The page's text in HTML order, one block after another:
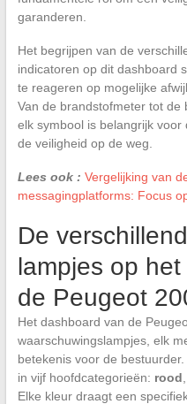
garanderen.
Het begrijpen van de
indicatoren op dit dashboard
te reageren op mogelijke
Van de brandstofmeter tot de
elk symbool is belangrijk
de veiligheid op de weg.
Lees ook : Vergelijking van
messagingplatforms: Focus
De
lampjes op
de Peugeot
Het dashboard van de
waarschuwingslampjes, elk
betekenis voor de
in vijf hoofdcategorieën: rood
Elke kleur draagt een